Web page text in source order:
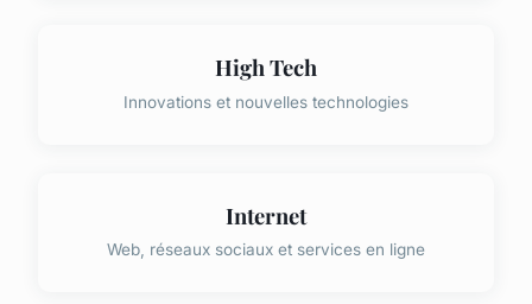
High Tech
Innovations et nouvelles technologies
Internet
Web, réseaux sociaux et services en ligne